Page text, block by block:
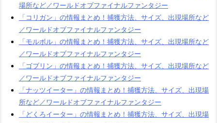
場所など／ワールドオブファイナルファンタジー
「コリガン」の情報まとめ！捕獲方法、サイズ、出現場所など
／ワールドオブファイナルファンタジー
「モルボル」の情報まとめ！捕獲方法、サイズ、出現場所など
／ワールドオブファイナルファンタジー
「ゴブリン」の情報まとめ！捕獲方法、サイズ、出現場所など
／ワールドオブファイナルファンタジー
「ナッツイーター」の情報まとめ！捕獲方法、サイズ、出現場
所など／ワールドオブファイナルファンタジー
「どくろイーター」の情報まとめ！捕獲方法、サイズ、出現場